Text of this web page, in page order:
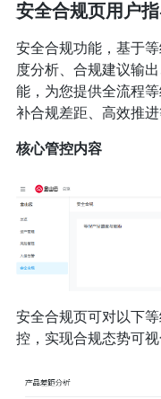
安全合规页用户
安全合规功能，基于
度分析、合规建议输
能，为您提供全流程
补合规差距、高效推进
核心管控内容
安全合规页可对以下
控，实现合规态势可